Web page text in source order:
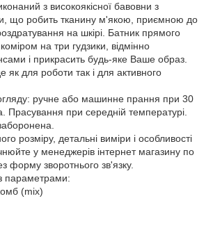
з високоякісної бавовни з
що робить тканину м'якою, приємною до
на шкірі. Батник прямого
на три гудзики, відмінно
і прикрасить будь-яке Ваше образ.
як для роботи так і для активного
ручне або машинне прання при 30
Прасування при середній температурі.
розміру, детальні виміри і особливості
у менеджерів інтернет магазину по
форму зворотнього зв'язку.
параметрами:
(mix)